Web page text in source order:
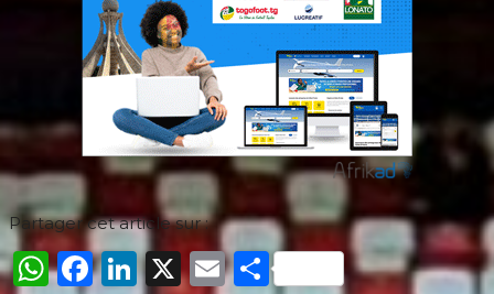
Partager cet article sur :
WhatsApp
Facebook
LinkedIn
X EmailPartager